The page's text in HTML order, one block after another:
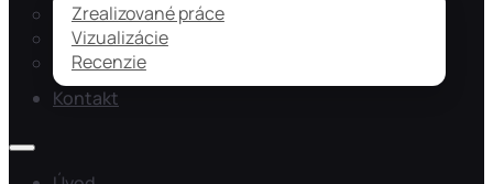
Zrealizované práce
Vizualizácie
Recenzie
Kontakt